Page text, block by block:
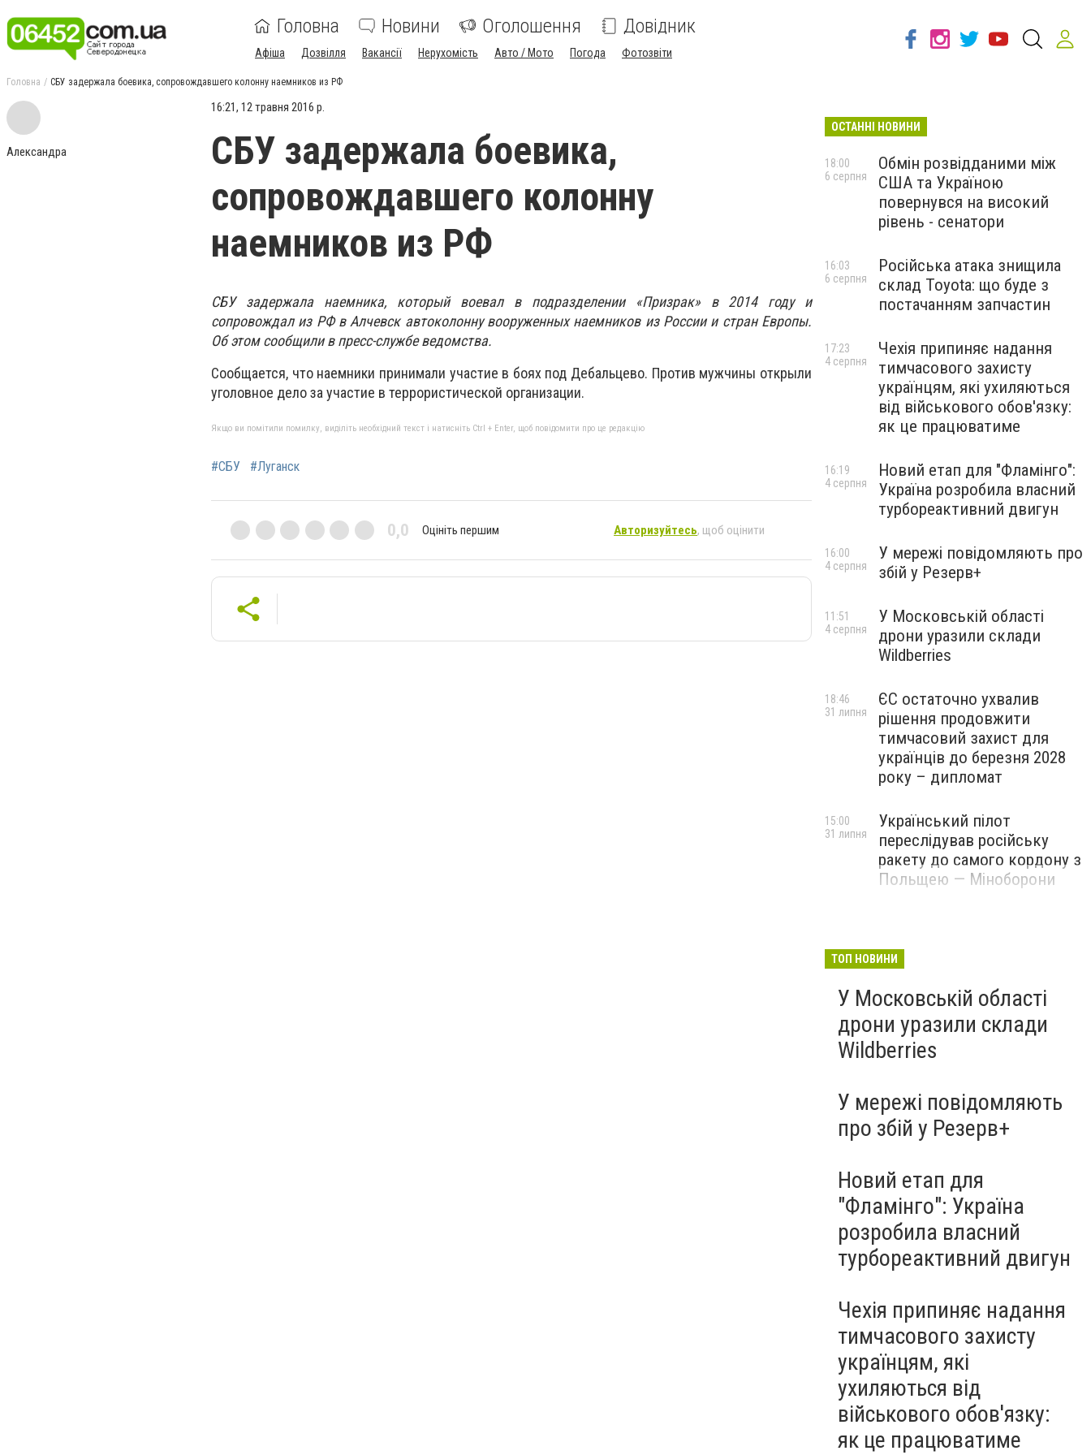
Головна Новини Оголошення Довідник
Афіша Дозвілля Вакансії Нерухомість Авто / Мото Погода Фотозвіти
Головна СБУ задержала боевика, сопровождавшего колонну наемников из РФ
Александра
16:21, 12 травня 2016 р.
СБУ задержала боевика,
сопровождавшего колонну
наемников из РФ
СБУ задержала наемника, который воевал в подразделении «Призрак» в 2014 году и
сопровождал из РФ в Алчевск автоколонну вооруженных наемников из России и стран Европы.
Об этом сообщили в пресс-службе ведомства.
Сообщается, что наемники принимали участие в боях под Дебальцево. Против мужчины открыли
уголовное дело за участие в террористической организации.
Якщо ви помітили помилку, виділіть необхідний текст і натисніть Ctrl + Enter, щоб повідомити про це редакцію
#СБУ #Луганск
0,0 Оцініть першим Авторизуйтесь, щоб оцінити
ОСТАННІ НОВИНИ
Обмін розвідданими між
США та Україною
повернувся на високий
рівень - сенатори
18:00
6 серпня
Російська атака знищила
склад Toyota: що буде з
постачанням запчастин
16:03
6 серпня
Чехія припиняє надання
тимчасового захисту
українцям, які ухиляються
від військового обов'язку:
як це працюватиме
17:23
4 серпня
Новий етап для "Фламінго":
Україна розробила власний
турбореактивний двигун
16:19
4 серпня
У мережі повідомляють про
збій у Резерв+
16:00
4 серпня
У Московській області
дрони уразили склади
Wildberries
11:51
4 серпня
ЄС остаточно ухвалив
рішення продовжити
тимчасовий захист для
українців до березня 2028
року – дипломат
18:46
31 липня
Український пілот
переслідував російську
ракету до самого кордону з
Польщею — Міноборони
15:00
31 липня
ТОП НОВИНИ
У Московській області
дрони уразили склади
Wildberries
У мережі повідомляють
про збій у Резерв+
Новий етап для
"Фламінго": Україна
розробила власний
турбореактивний двигун
Чехія припиняє надання
тимчасового захисту
українцям, які
ухиляються від
військового обов'язку:
як це працюватиме